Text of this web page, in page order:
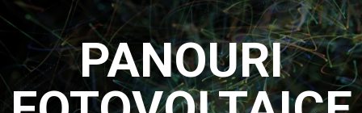
Skip
to
content
PANOURI